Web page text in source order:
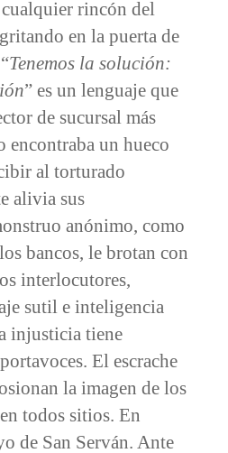
cualquier rincón del
en la puerta de
Tenemos la solución:
” es un lenguaje que
de sucursal más
encontraba un hueco
al torturado
alivia sus
anónimo, como
bancos, le brotan con
interlocutores,
sutil e inteligencia
injusticia tiene
El escrache
la imagen de los
todos sitios. En
de San Serván. Ante